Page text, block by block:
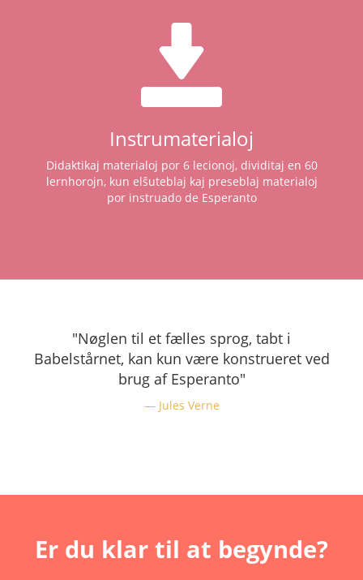
Instrumaterialoj
Didaktikaj materialoj por 6 lecionoj, dividitaj en 60
lernhorojn, kun elŝuteblaj kaj preseblaj materialoj
por instruado de Esperanto
"Nøglen til et fælles sprog, tabt i
Babelstårnet, kan kun være konstrueret ved
brug af Esperanto"
Jules Verne
Er du klar til at begynde?